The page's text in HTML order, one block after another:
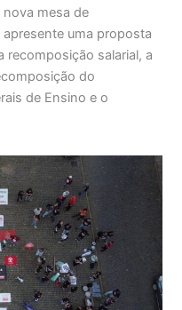
mesa de
uma proposta
recomposição salarial, a
do
de Ensino e o